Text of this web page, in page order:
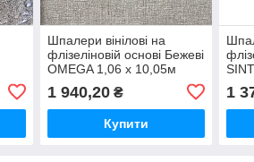
Шпалери вінілові на
флізеліновій основі Бежеві
OMEGA 1,06 х 10,05м
1 940,20₴
Купити
1